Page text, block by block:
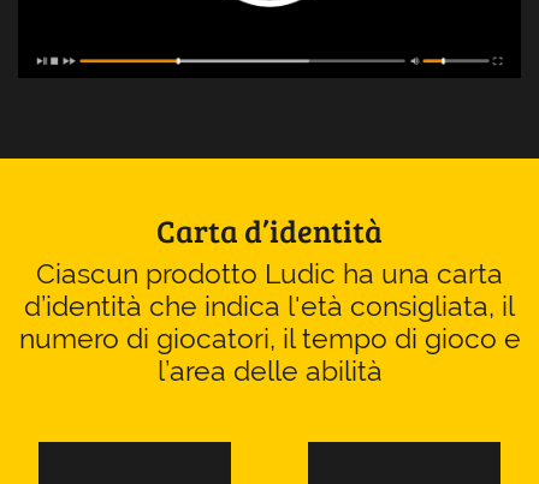
Carta d’identità
Ciascun prodotto Ludic ha una carta
d’identità che indica l'età consigliata, il
numero di giocatori, il tempo di gioco e
l’area delle abilità